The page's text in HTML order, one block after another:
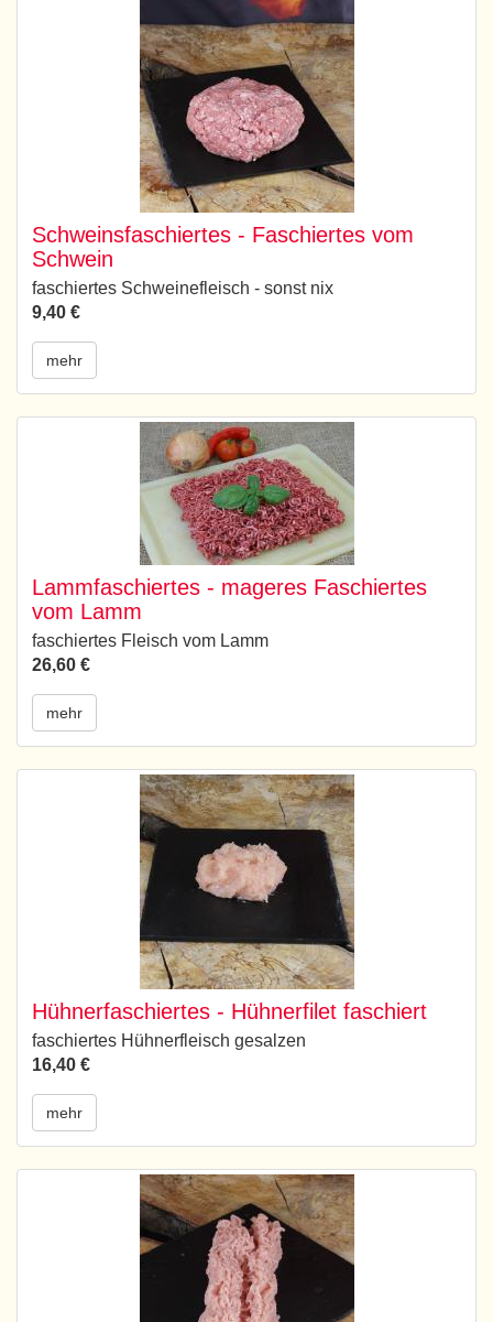
Schweinsfaschiertes - Faschiertes vom
Schwein
faschiertes Schweinefleisch - sonst nix
9,40 €
mehr
Lammfaschiertes - mageres Faschiertes
vom Lamm
faschiertes Fleisch vom Lamm
26,60 €
mehr
Hühnerfaschiertes - Hühnerfilet faschiert
faschiertes Hühnerfleisch gesalzen
16,40 €
mehr